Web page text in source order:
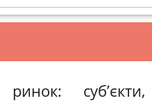
суб’єкти,